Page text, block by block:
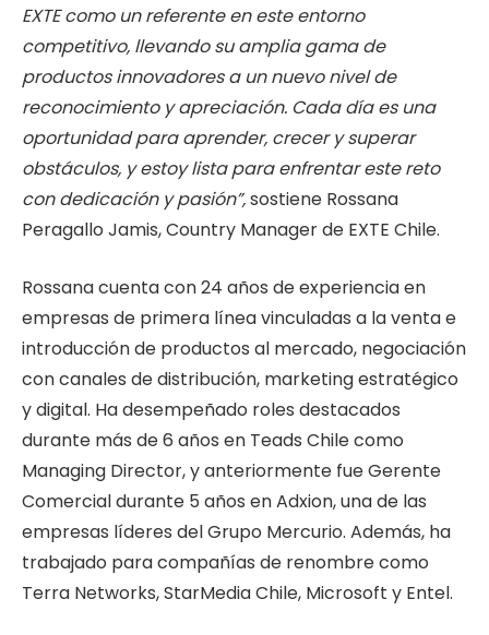
EXTE como un referente en este entorno
competitivo, llevando su amplia gama de
productos innovadores a un nuevo nivel de
reconocimiento y apreciación. Cada día es una
oportunidad para aprender, crecer y superar
obstáculos, y estoy lista para enfrentar este reto
con dedicación y pasión”,sostiene Rossana
Peragallo Jamis, Country Manager de EXTE Chile.
Rossana cuenta con 24 años de experiencia en
empresas de primera línea vinculadas a la venta e
introducción de productos al mercado, negociación
con canales de distribución, marketing estratégico
y digital. Ha desempeñado roles destacados
durante más de 6 años en Teads Chile como
Managing Director, y anteriormente fue Gerente
Comercial durante 5 años en Adxion, una de las
empresas líderes del Grupo Mercurio. Además, ha
trabajado para compañías de renombre como
Terra Networks, StarMedia Chile, Microsoft y Entel.